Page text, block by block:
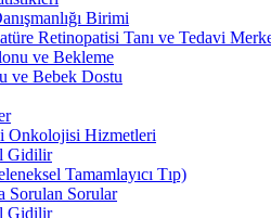
Birimi
Retinopatisi Tanı ve Tedavi
ve Bekleme
ve Bebek Dostu
Onkolojisi Hizmetleri
Gidilir
Tamamlayıcı Tıp)
Sorulan Sorular
Gidilir